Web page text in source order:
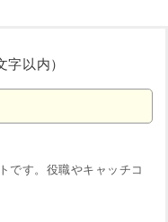
以内）
です。役職やキャッチコ